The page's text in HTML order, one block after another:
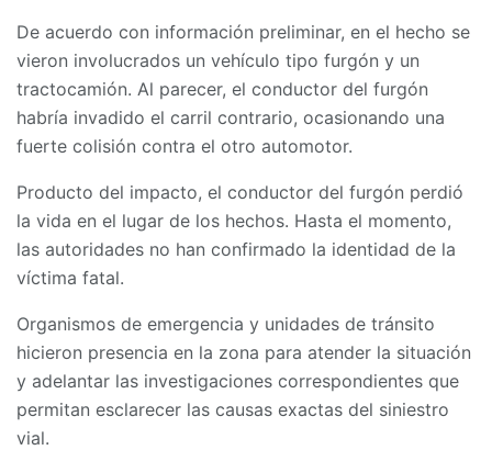
De acuerdo con información preliminar, en el hecho se
vieron involucrados un vehículo tipo furgón y un
tractocamión. Al parecer, el conductor del furgón
habría invadido el carril contrario, ocasionando una
fuerte colisión contra el otro automotor.
Producto del impacto, el conductor del furgón perdió
la vida en el lugar de los hechos. Hasta el momento,
las autoridades no han confirmado la identidad de la
víctima fatal.
Organismos de emergencia y unidades de tránsito
hicieron presencia en la zona para atender la situación
y adelantar las investigaciones correspondientes que
permitan esclarecer las causas exactas del siniestro
vial.